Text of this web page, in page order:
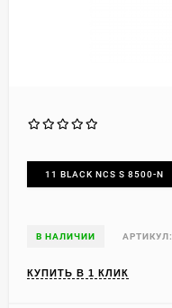
11 BLACK NCS S 8500-N
В НАЛИЧИИ АРТИКУЛ:
КУПИТЬ В 1 КЛИК